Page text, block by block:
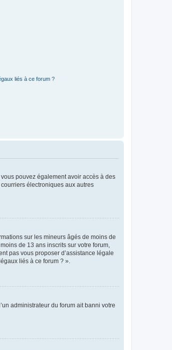
liés à ce forum ?
pouvez également avoir accès à des
électroniques aux autres
sur les mineurs âgés de moins de
de 13 ans inscrits sur votre forum,
pas vous proposer d’assistance légale
liés à ce forum ? ».
administrateur du forum ait banni votre